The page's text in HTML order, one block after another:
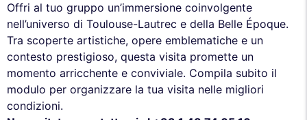
Offri al tuo gruppo un’immersione coinvolgente
nell’universo di Toulouse-Lautrec e della Belle Époque.
Tra scoperte artistiche, opere emblematiche e un
contesto prestigioso, questa visita promette un
momento arricchente e conviviale. Compila subito il
modulo per organizzare la tua visita nelle migliori
condizioni.